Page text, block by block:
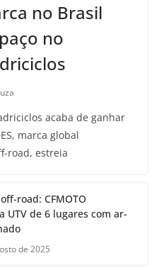
no Brasil
no
acaba de ganhar
marca global
road, estreia
road: CFMOTO
UTV de 6 lugares com ar-
de 2025